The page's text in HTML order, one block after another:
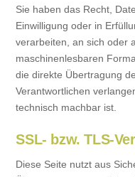
Sie haben das Recht,
Einwilligung oder in
verarbeiten, an sich oder
maschinenlesbaren
die direkte Übertragung
Verantwortlichen
technisch machbar ist.
SSL- bzw. TLS-
Diese Seite nutzt aus